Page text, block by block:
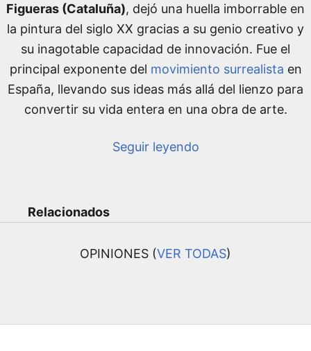
Figueras (Cataluña), dejó una huella imborrable en
la pintura del siglo XX gracias a su genio creativo y
su inagotable capacidad de innovación. Fue el
principal exponente del movimiento surrealista en
España, llevando sus ideas más allá del lienzo para
convertir su vida entera en una obra de arte.
Seguir leyendo
Relacionados
OPINIONES (VER TODAS)